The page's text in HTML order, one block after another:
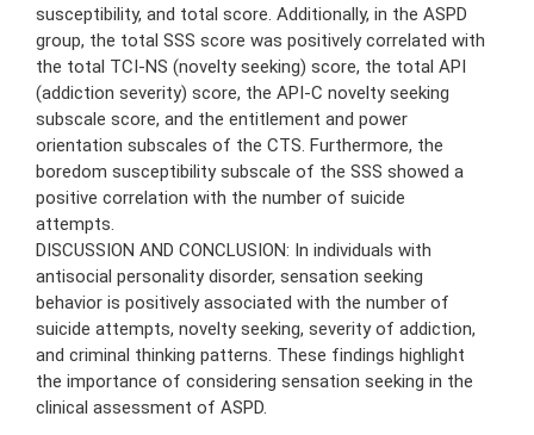
susceptibility, and total score. Additionally, in the ASPD
group, the total SSS score was positively correlated with
the total TCI-NS (novelty seeking) score, the total API
(addiction severity) score, the API-C novelty seeking
subscale score, and the entitlement and power
orientation subscales of the CTS. Furthermore, the
boredom susceptibility subscale of the SSS showed a
positive correlation with the number of suicide
attempts.
DISCUSSION AND CONCLUSION: In individuals with
antisocial personality disorder, sensation seeking
behavior is positively associated with the number of
suicide attempts, novelty seeking, severity of addiction,
and criminal thinking patterns. These findings highlight
the importance of considering sensation seeking in the
clinical assessment of ASPD.